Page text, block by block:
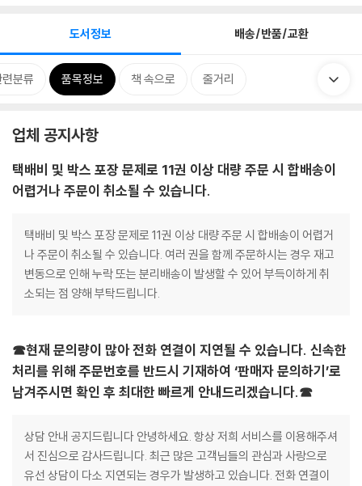
도서정보 배송/반품/교환
분류 품목정보 책 속으로 줄거리
업체 공지사항
택배비 및 박스 포장 문제로 11권 이상 대량 주문 시 합배송이
어렵거나 주문이 취소될 수 있습니다.
택배비 및 박스 포장 문제로 11권 이상 대량 주문 시 합배송이 어렵거
나 주문이 취소될 수 있습니다. 여러 권을 함께 주문하시는 경우 재고
변동으로 인해 누락 또는 분리배송이 발생할 수 있어 부득이하게 취
소되는 점 양해 부탁드립니다.
☎현재 문의량이 많아 전화 연결이 지연될 수 있습니다. 신속한
처리를 위해 주문번호를 반드시 기재하여 ‘판매자 문의하기’로
남겨주시면 확인 후 최대한 빠르게 안내드리겠습니다.☎
상담 안내 공지드립니다 안녕하세요. 항상 저희 서비스를 이용해주셔
서 진심으로 감사드립니다. 최근 많은 고객님들의 관심과 사랑으로
유선 상담이 다소 지연되는 경우가 발생하고 있습니다. 전화 연결이